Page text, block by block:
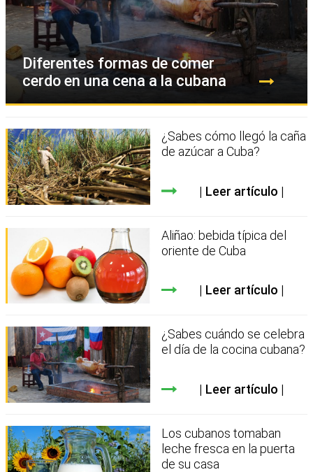
Diferentes formas de comer
cerdo en una cena a la cubana
¿Sabes cómo llegó la caña
de azúcar a Cuba?
Leer artículo
Aliñao: bebida típica del
oriente de Cuba
Leer artículo
¿Sabes cuándo se celebra
el día de la cocina cubana?
Leer artículo
Los cubanos tomaban
leche fresca en la puerta
de su casa